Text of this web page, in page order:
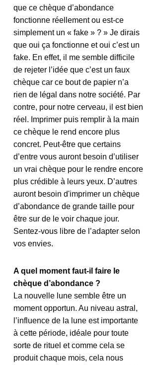
que ce chèque d’abondance
fonctionne réellement ou est-ce
simplement un « fake » ? » Je dirais
que oui ça fonctionne et oui c’est un
fake. En effet, il me semble difficile
de rejeter l’idée que c’est un faux
chèque car ce bout de papier n’a
rien de légal dans notre société. Par
contre, pour notre cerveau, il est bien
réel. Imprimer puis remplir à la main
ce chèque le rend encore plus
concret. Peut-être que certains
d’entre vous auront besoin d’utiliser
un vrai chèque pour le rendre encore
plus crédible à leurs yeux. D’autres
auront besoin d'imprimer un chèque
d’abondance de grande taille pour
être sur de le voir chaque jour.
Sentez-vous libre de l’adapter selon
vos envies.
A quel moment faut-il faire le
chèque d’abondance ?
La nouvelle lune semble être un
moment opportun. Au niveau astral,
l’influence de la lune est importante
à cette période, idéale pour toute
sorte de rituel et comme cela se
produit chaque mois, cela nous